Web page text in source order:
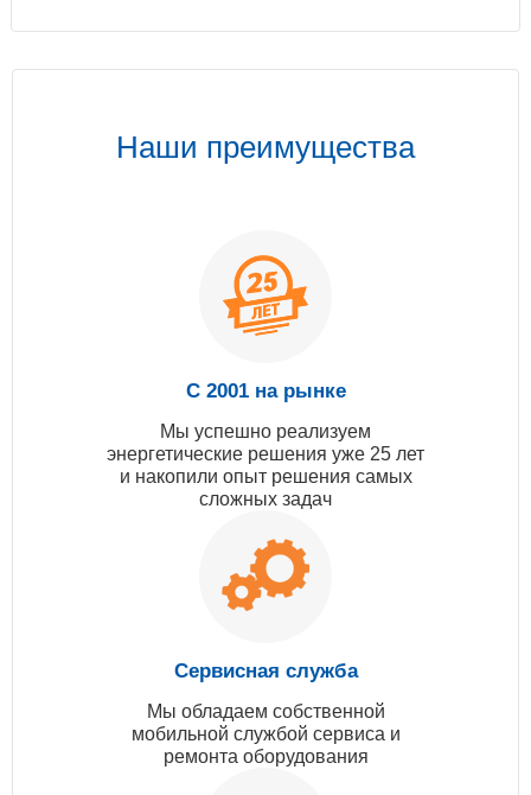
Наши преимущества
С 2001 на рынке
Мы успешно реализуем
энергетические решения уже 25 лет
и накопили опыт решения самых
сложных задач
Сервисная служба
Мы обладаем собственной
мобильной службой сервиса и
ремонта оборудования